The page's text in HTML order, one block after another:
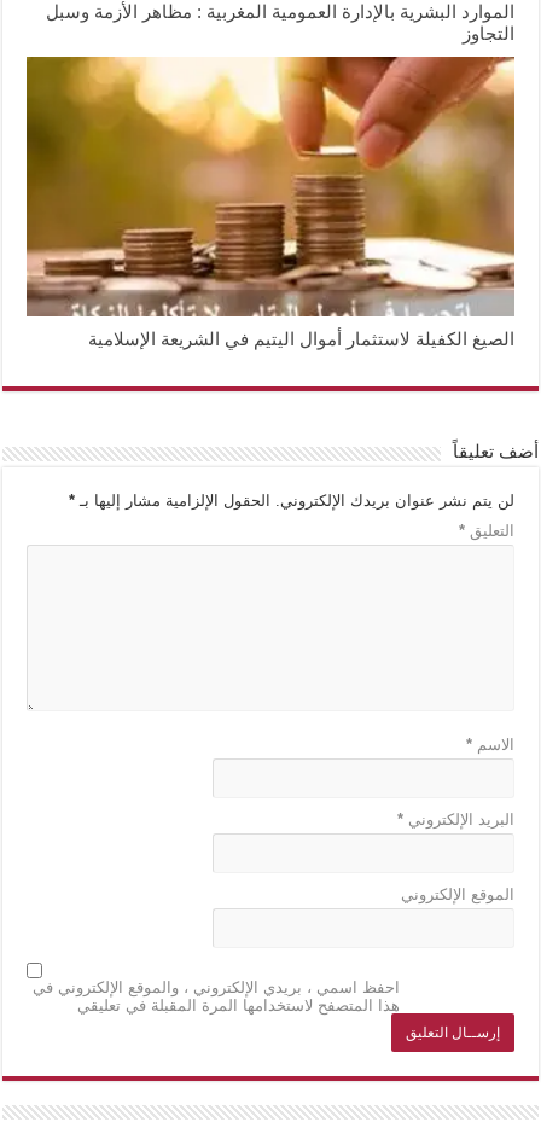
الموارد البشرية بالإدارة العمومية المغربية : مظاهر الأزمة وسبل
التجاوز
الصيغ الكفيلة لاستثمار أموال اليتيم في الشريعة الإسلامية
أضف تعليقاً
لن يتم نشر عنوان بريدك الإلكتروني. الحقول الإلزامية مشار إليها بـ*
التعليق*
الاسم*
البريد الإلكتروني*
الموقع الإلكتروني